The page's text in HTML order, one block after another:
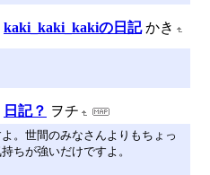
kaki_kaki_kakiの日記 かき
日記？ ヲチ
。世間のみなさんよりもちょっ
ちが強いだけですよ。